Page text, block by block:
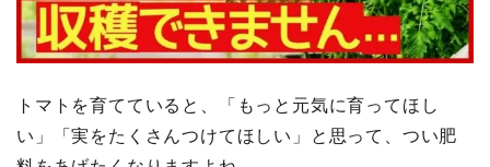
トマトを育てていると、「もっと元気に育ってほし
い」「実をたくさんつけてほしい」と思って、つい肥